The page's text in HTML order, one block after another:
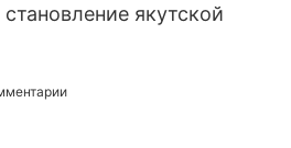
якутской